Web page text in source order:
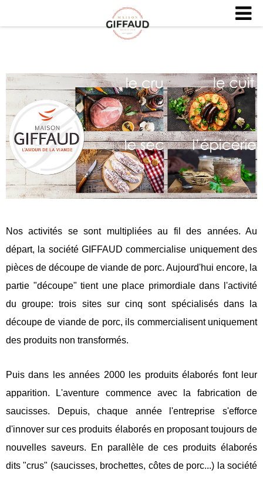
Nos activités se sont multipliées au fil des années. Au
départ, la société GIFFAUD commercialise uniquement des
pièces de découpe de viande de porc. Aujourd'hui encore, la
partie "découpe" tient une place primordiale dans l'activité
du groupe: trois sites sur cinq sont spécialisés dans la
découpe de viande de porc, ils commercialisent uniquement
des produits non transformés.
Puis dans les années 2000 les produits élaborés font leur
apparition. L'aventure commence avec la fabrication de
saucisses. Depuis, chaque année l'entreprise s'efforce
d'innover sur ces produits élaborés en proposant toujours de
nouvelles saveurs. En parallèle de ces produits élaborés
dits "crus" (saucisses, brochettes, côtes de porc...) la société